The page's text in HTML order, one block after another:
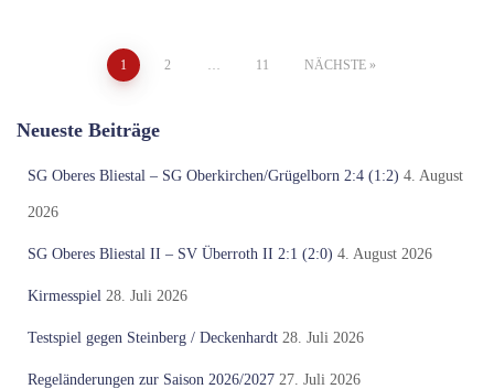
Seitennummerierung
der
Beiträge
1 2 11 NÄCHSTE
Neueste Beiträge
SG Oberes Bliestal – SG Oberkirchen/Grügelborn 2:4 (1:2) 4. August
2026
SG Oberes Bliestal II – SV Überroth II 2:1 (2:0) 4. August 2026
Kirmesspiel 28. Juli 2026
Testspiel gegen Steinberg / Deckenhardt 28. Juli 2026
Regeländerungen zur Saison 2026/2027 27. Juli 2026